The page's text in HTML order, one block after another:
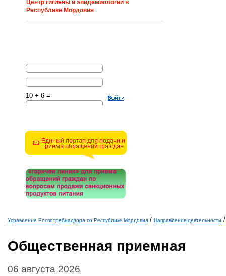
Центр гигиены и эпидемиологии в
Республике Мордовия
10 + 6 =
Управление Роспотребнадзора по Республике Мордовия / Направления деятельности /
Общественная приемная
06 августа 2026